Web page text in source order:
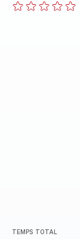
TEMPS TOTAL